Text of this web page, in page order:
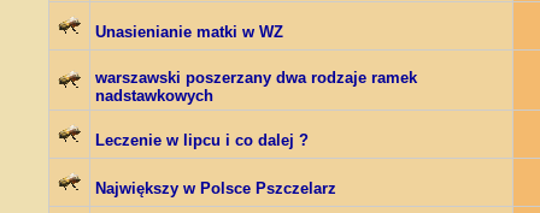
Unasienianie matki w WZ
warszawski poszerzany dwa rodzaje ramek
nadstawkowych
Leczenie w lipcu i co dalej ?
Największy w Polsce Pszczelarz